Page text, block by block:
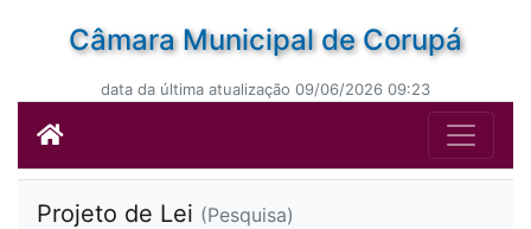
Câmara Municipal de Corupá
data da última atualização 09/06/2026 09:23
Projeto de Lei (Pesquisa)